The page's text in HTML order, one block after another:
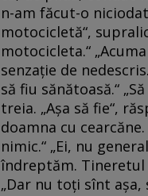
n-am făcut-o
motocicletă“,
motocicleta.“
senzaţie de
să fiu sănătoasă.“
treia. „Aşa să fie“,
doamna cu
nimic.“ „Ei, nu
îndreptăm. Tineretul
„Dar nu toţi sînt aşa,